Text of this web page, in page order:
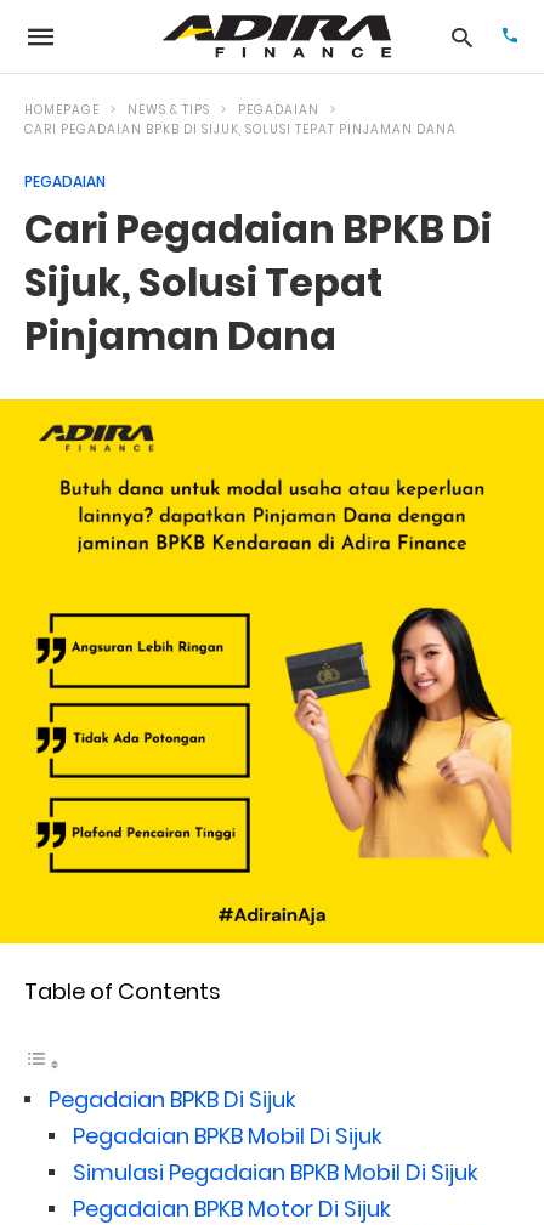
HOMEPAGE NEWS & TIPS
PEGADAIAN
CARI PEGADAIAN BPKB DI SIJUK, SOLUSI TEPAT PINJAMAN DANA
PEGADAIAN
Cari Pegadaian BPKB Di
Sijuk, Solusi Tepat
Pinjaman Dana
Table of Contents
Pegadaian BPKB Di Sijuk
Pegadaian BPKB Mobil Di Sijuk
Simulasi Pegadaian BPKB Mobil Di Sijuk
Pegadaian BPKB Motor Di Sijuk